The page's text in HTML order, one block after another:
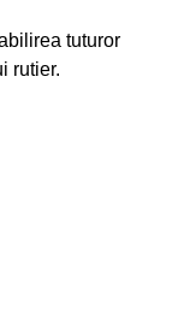
tuturor
rutier.